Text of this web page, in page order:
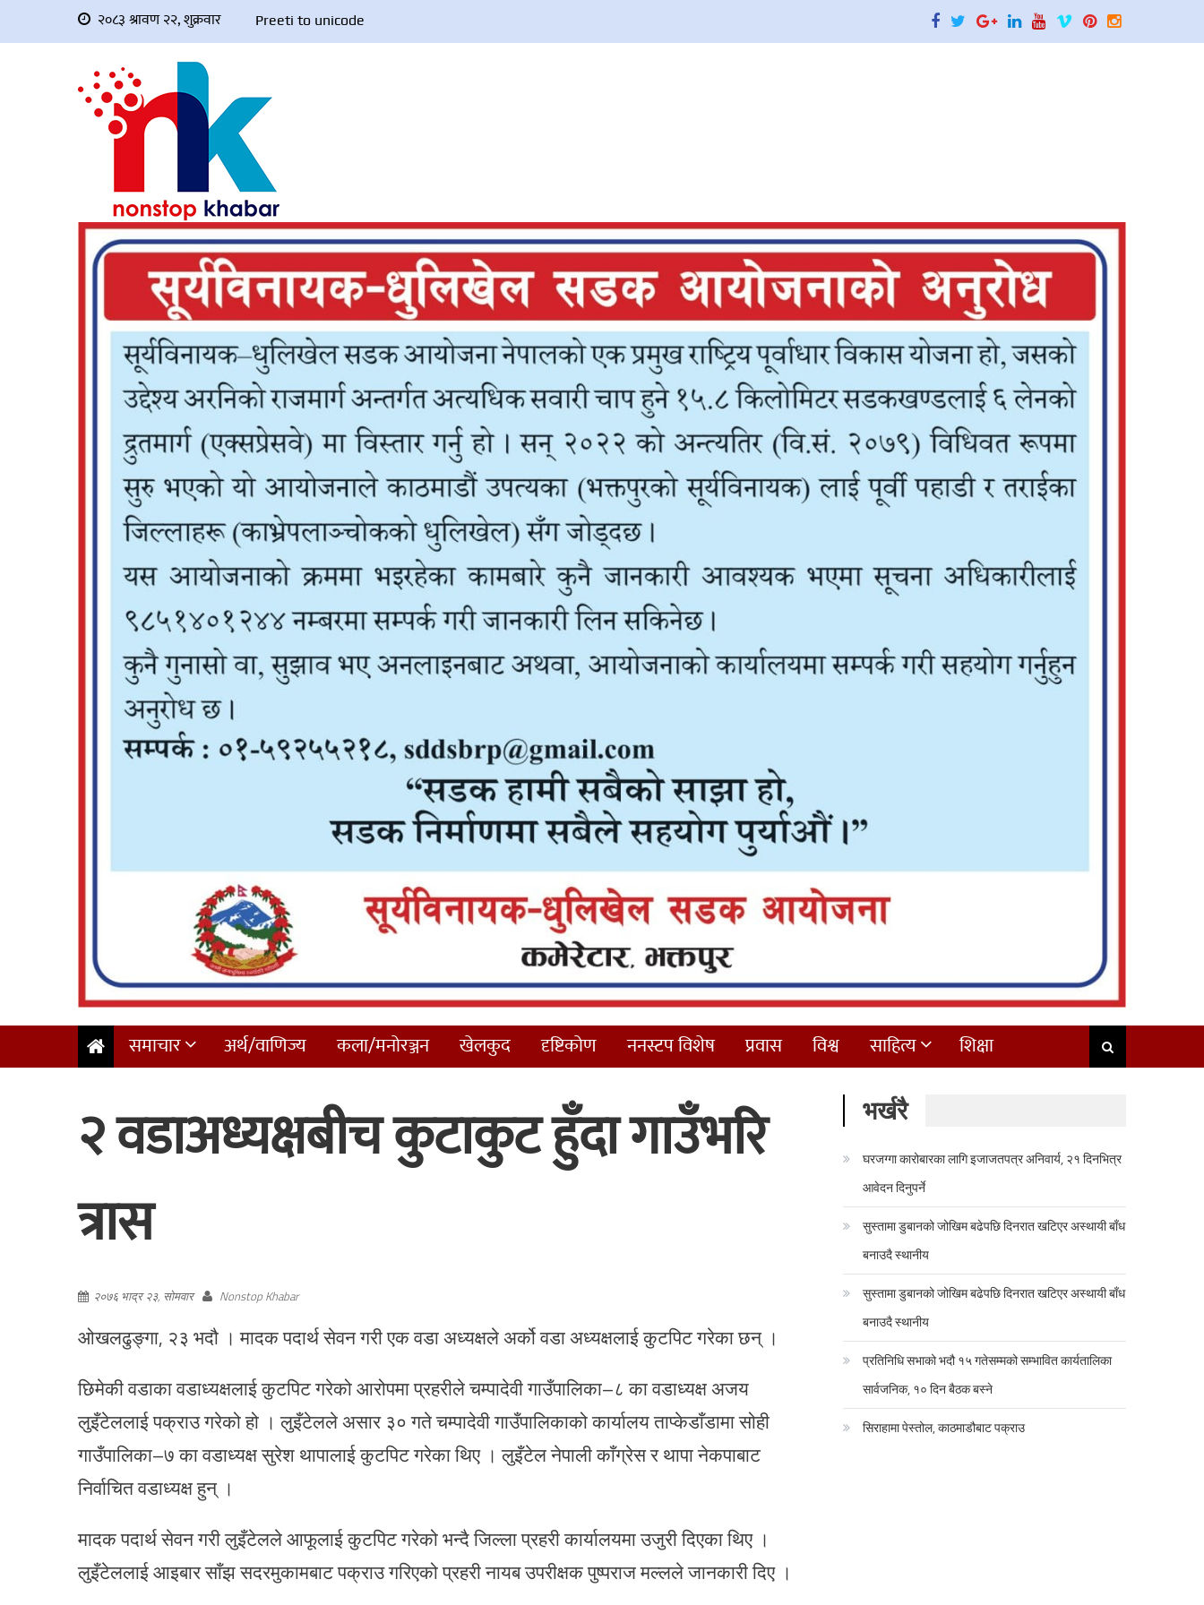
२०८३ श्रावण २२, शुक्रवार Preeti to unicode
समाचार अर्थ/वाणिज्य कला/मनोरञ्जन खेलकुद दृष्टिकोण ननस्टप विशेष प्रवास विश्व साहित्य शिक्षा
२ वडाअध्यक्षबीच कुटाकुट हुँदा गाउँभरि
त्रास
२०७६ भाद्र २३, सोमवार Nonstop Khabar
ओखलढुङ्गा, २३ भदौ । मादक पदार्थ सेवन गरी एक वडा अध्यक्षले अर्को वडा अध्यक्षलाई कुटपिट गरेका छन् ।
छिमेकी वडाका वडाध्यक्षलाई कुटपिट गरेको आरोपमा प्रहरीले चम्पादेवी गाउँपालिका–८ का वडाध्यक्ष अजय
लुइँटेललाई पक्राउ गरेको हो । लुइँटेलले असार ३० गते चम्पादेवी गाउँपालिकाको कार्यालय ताप्केडाँडामा सोही
गाउँपालिका–७ का वडाध्यक्ष सुरेश थापालाई कुटपिट गरेका थिए । लुइँटेल नेपाली काँग्रेस र थापा नेकपाबाट
निर्वाचित वडाध्यक्ष हुन् ।
मादक पदार्थ सेवन गरी लुइँटेलले आफूलाई कुटपिट गरेको भन्दै जिल्ला प्रहरी कार्यालयमा उजुरी दिएका थिए ।
लुइँटेललाई आइबार साँझ सदरमुकामबाट पक्राउ गरिएको प्रहरी नायब उपरीक्षक पुष्पराज मल्लले जानकारी दिए ।
भर्खरै
घरजग्गा कारोबारका लागि इजाजतपत्र अनिवार्य, २१ दिनभित्र
आवेदन दिनुपर्ने
सुस्तामा डुबानको जोखिम बढेपछि दिनरात खटिएर अस्थायी बाँध
बनाउदै स्थानीय
सुस्तामा डुबानको जोखिम बढेपछि दिनरात खटिएर अस्थायी बाँध
बनाउदै स्थानीय
प्रतिनिधि सभाको भदौ १५ गतेसम्मको सम्भावित कार्यतालिका
सार्वजनिक, १० दिन बैठक बस्ने
सिराहामा पेस्तोल, काठमाडौबाट पक्राउ